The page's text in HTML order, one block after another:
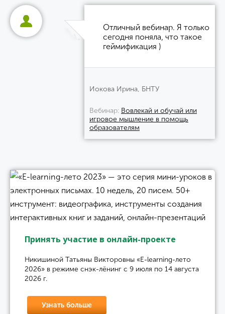
Отличный вебинар. Я только
сегодня поняла, что такое
геймификация )
Иокова Ирина, БНТУ
Вебинар Вовлекай и обучай или
игровое мышление в помощь
образователям
Принять участие в онлайн-проекте
Никишиной Татьяны Викторовны «E-learning-лето
2026» в режиме снэк-лёнинг с 9 июля по 14 августа
2026 г.
Узнать больше